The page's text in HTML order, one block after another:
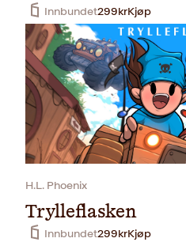
Innbundet299krKjøp
H.L. Phoenix
Trylleflasken
Innbundet299krKjøp